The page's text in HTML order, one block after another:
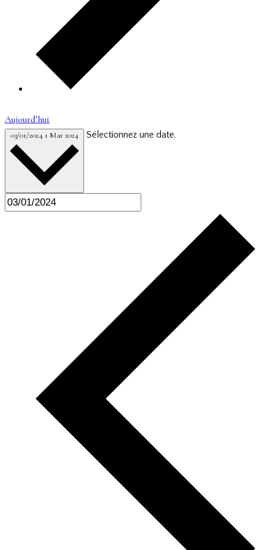
Aujourd’hui
03/01/2024 1 Mar 2024 Sélectionnez une date.